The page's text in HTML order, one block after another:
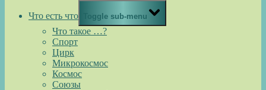
Что есть что Toggle sub-menu
Что такое …?
Спорт
Цирк
Микрокосмос
Космос
Союзы